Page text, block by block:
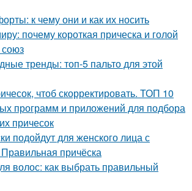
к чему они и как их носить
почему короткая прическа и голой
тренды: топ-5 пальто для этой
чтоб скорректировать. ТОП 10
программ и приложений для подбора
причесок
подойдут для женского лица с
причёска
волос: как выбрать правильный